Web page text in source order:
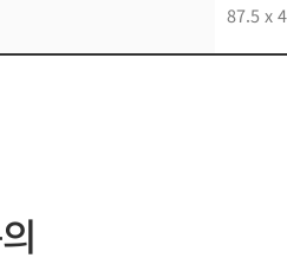
87.5 x